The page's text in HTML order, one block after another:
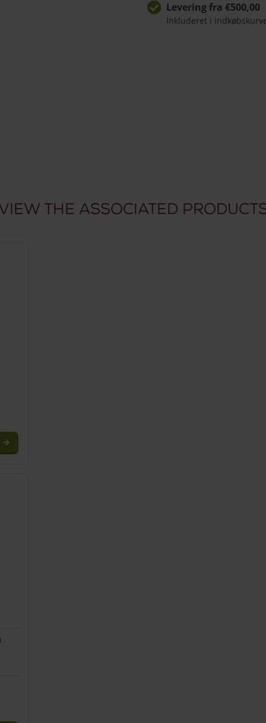
Levering fra €500,00
Inkluderet i
the associated